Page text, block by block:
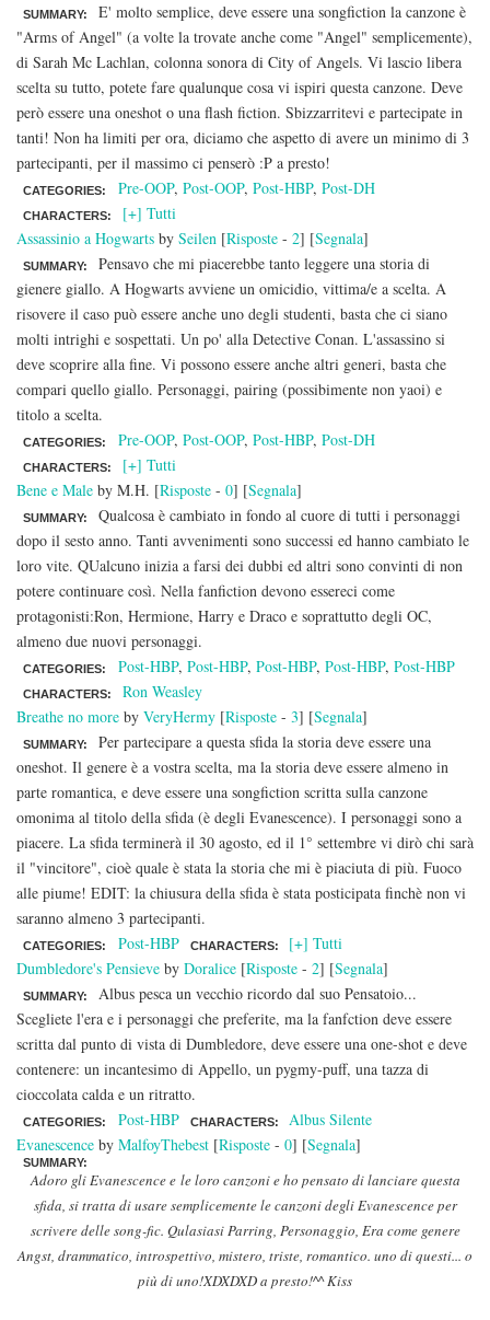
SUMMARY:
E' molto semplice, deve essere una songfiction la canzone è
"Arms of Angel" (a volte la trovate anche come "Angel" semplicemente),
di Sarah Mc Lachlan, colonna sonora di City of Angels. Vi lascio libera
scelta su tutto, potete fare qualunque cosa vi ispiri questa canzone. Deve
però essere una oneshot o una flash fiction. Sbizzarritevi e partecipate in
tanti! Non ha limiti per ora, diciamo che aspetto di avere un minimo di 3
partecipanti, per il massimo ci penserò :P a presto!
CATEGORIES: Pre-OOP, Post-OOP, Post-HBP, Post-DH
CHARACTERS:
[+] Tutti
Assassinio a Hogwarts by Seilen [Risposte - 2] [Segnala]
SUMMARY:
Pensavo che mi piacerebbe tanto leggere una storia di
gienere giallo. A Hogwarts avviene un omicidio, vittima/e a scelta. A
risovere il caso può essere anche uno degli studenti, basta che ci siano
molti intrighi e sospettati. Un po' alla Detective Conan. L'assassino si
deve scoprire alla fine. Vi possono essere anche altri generi, basta che
compari quello giallo. Personaggi, pairing (possibimente non yaoi) e
titolo a scelta.
CATEGORIES: Pre-OOP, Post-OOP, Post-HBP, Post-DH
CHARACTERS:
[+] Tutti
Bene e Male by M.H. [Risposte - 0] [Segnala]
SUMMARY:
Qualcosa è cambiato in fondo al cuore di tutti i personaggi
dopo il sesto anno. Tanti avvenimenti sono successi ed hanno cambiato le
loro vite. QUalcuno inizia a farsi dei dubbi ed altri sono convinti di non
potere continuare così. Nella fanfiction devono essereci come
protagonisti:Ron, Hermione, Harry e Draco e soprattutto degli OC,
almeno due nuovi personaggi.
CATEGORIES: Post-HBP, Post-HBP, Post-HBP, Post-HBP, Post-HBP
CHARACTERS:
Ron Weasley
Breathe no more by VeryHermy [Risposte - 3] [Segnala]
SUMMARY:
Per partecipare a questa sfida la storia deve essere una
oneshot. Il genere è a vostra scelta, ma la storia deve essere almeno in
parte romantica, e deve essere una songfiction scritta sulla canzone
omonima al titolo della sfida (è degli Evanescence). I personaggi sono a
piacere. La sfida terminerà il 30 agosto, ed il 1° settembre vi dirò chi sarà
il "vincitore", cioè quale è stata la storia che mi è piaciuta di più. Fuoco
alle piume! EDIT: la chiusura della sfida è stata posticipata finchè non vi
saranno almeno 3 partecipanti.
CATEGORIES: Post-HBP CHARACTERS:
[+] Tutti
Dumbledore's Pensieve by Doralice [Risposte - 2] [Segnala]
SUMMARY:
Albus pesca un vecchio ricordo dal suo Pensatoio...
Scegliete l'era e i personaggi che preferite, ma la fanfction deve essere
scritta dal punto di vista di Dumbledore, deve essere una one-shot e deve
contenere: un incantesimo di Appello, un pygmy-puff, una tazza di
cioccolata calda e un ritratto.
CATEGORIES: Post-HBP CHARACTERS:
Albus Silente
Evanescence by MalfoyThebest [Risposte - 0] [Segnala]
SUMMARY:
Adoro gli Evanescence e le loro canzoni e ho pensato di lanciare questa
sfida, si tratta di usare semplicemente le canzoni degli Evanescence per
scrivere delle song-fic. Qulasiasi Parring, Personaggio, Era come genere
Angst, drammatico, introspettivo, mistero, triste, romantico. uno di questi... o
più di uno!XDXDXD a presto!^^ Kiss